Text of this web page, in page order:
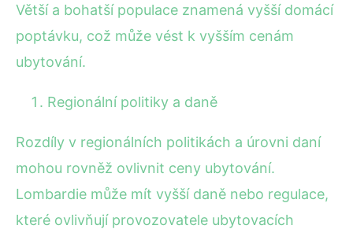
Větší a bohatší populace znamená vyšší domácí
poptávku, což může vést k vyšším cenám
ubytování.
Regionální politiky a daně
Rozdíly v regionálních politikách a úrovni daní
mohou rovněž ovlivnit ceny ubytování.
Lombardie může mít vyšší daně nebo regulace,
které ovlivňují provozovatele ubytovacích